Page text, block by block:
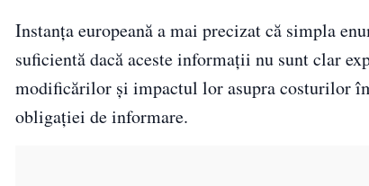
Instanța europeană a mai precizat că simpla
suficientă dacă aceste informații nu sunt clar
modificărilor și impactul lor asupra costurilor
obligației de informare.